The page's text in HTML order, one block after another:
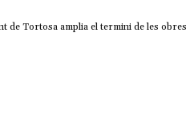
Tortosa amplia el termini de les obres
les Cases del Castell i culmina un